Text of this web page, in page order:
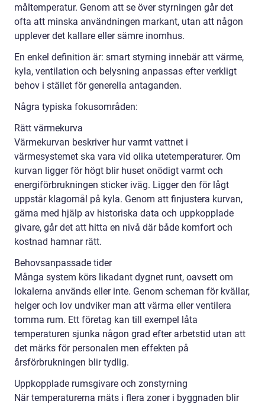
måltemperatur. Genom att se över styrningen går det
ofta att minska användningen markant, utan att någon
upplever det kallare eller sämre inomhus.
En enkel definition är: smart styrning innebär att värme,
kyla, ventilation och belysning anpassas efter verkligt
behov i stället för generella antaganden.
Några typiska fokusområden:
Rätt värmekurva
Värmekurvan beskriver hur varmt vattnet i
värmesystemet ska vara vid olika utetemperaturer. Om
kurvan ligger för högt blir huset onödigt varmt och
energiförbrukningen sticker iväg. Ligger den för lågt
uppstår klagomål på kyla. Genom att finjustera kurvan,
gärna med hjälp av historiska data och uppkopplade
givare, går det att hitta en nivå där både komfort och
kostnad hamnar rätt.
Behovsanpassade tider
Många system körs likadant dygnet runt, oavsett om
lokalerna används eller inte. Genom scheman för kvällar,
helger och lov undviker man att värma eller ventilera
tomma rum. Ett företag kan till exempel låta
temperaturen sjunka någon grad efter arbetstid utan att
det märks för personalen men effekten på
årsförbrukningen blir tydlig.
Uppkopplade rumsgivare och zonstyrning
När temperaturerna mäts i flera zoner i byggnaden blir